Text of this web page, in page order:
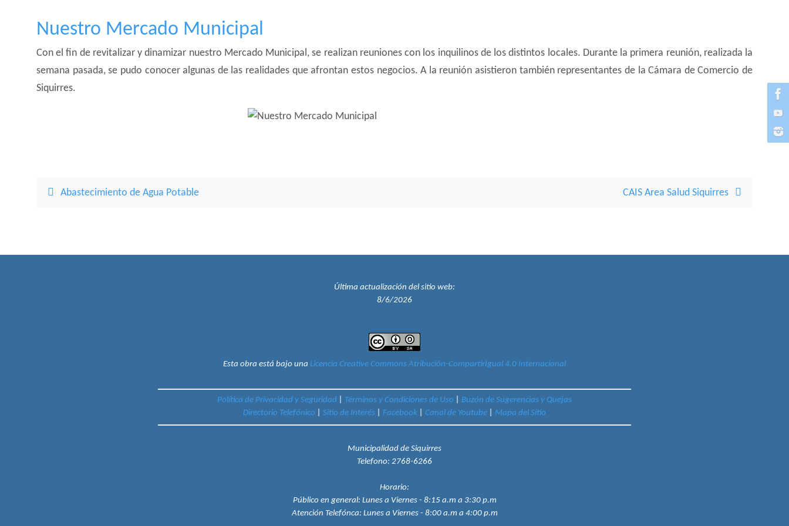
Nuestro Mercado Municipal
Con el fin de revitalizar y dinamizar nuestro Mercado Municipal, se realizan reuniones con los inquilinos de los distintos locales. Durante la primera reunión, realizada la
semana pasada, se pudo conocer algunas de las realidades que afrontan estos negocios. A la reunión asistieron también representantes de la Cámara de Comercio de
Siquirres.
Abastecimiento de Agua Potable CAIS Area Salud Siquirres
Última actualización del sitio web:
8/6/2026
Esta obra está bajo una Licencia Creative Commons Atribución-CompartirIgual 4.0 Internacional
Política de Privacidad y Seguridad Términos y Condiciones de Uso
Buzón de Sugerencias y Quejas
Directorio Telefónico
Sitio de Interés Facebook Canal de Youtube Mapa del Sitio
Municipalidad de Siquirres
Telefono: 2768-6266
Horario:
Público en general: Lunes a Viernes - 8:15 a.m a 3:30 p.m
Atención Telefónca: Lunes a Viernes - 8:00 a.m a 4:00 p.m